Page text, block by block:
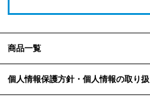
商品一覧
個人情報保護方針・個人情報の取り